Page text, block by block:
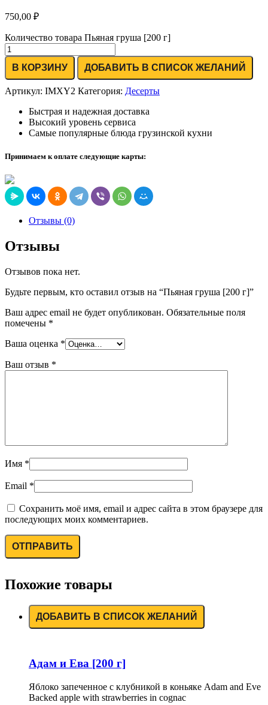
750,00 ₽
Количество товара Пьяная груша [200 г]
В КОРЗИНУ ДОБАВИТЬ В СПИСОК ЖЕЛАНИЙ
Артикул: IMXY2 Категория: Десерты
Быстрая и надежная доставка
Высокий уровень сервиса
Самые популярные блюда грузинской кухни
Принимаем к оплате следующие карты:
Отзывы (0)
Отзывы
Отзывов пока нет.
Будьте первым, кто оставил отзыв на “Пьяная груша [200 г]”
Ваш адрес email не будет опубликован. Обязательные поля
помечены *
Ваша оценка *
Ваш отзыв *
Имя *
Email *
Сохранить моё имя, email и адрес сайта в этом браузере для
последующих моих комментариев.
Похожие товары
ДОБАВИТЬ В СПИСОК ЖЕЛАНИЙ
Адам и Ева [200 г]
Яблоко запеченное с клубникой в коньяке Adam and Eve
Backed apple with strawberries in cognac